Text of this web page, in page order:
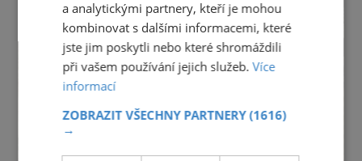
a analytickými partnery, kteří je mohou
kombinovat s dalšími informacemi, které
jste jim poskytli nebo které shromáždili
při vašem používání jejich služeb.Více
informací
ZOBRAZIT VŠECHNY PARTNERY(1616)
→